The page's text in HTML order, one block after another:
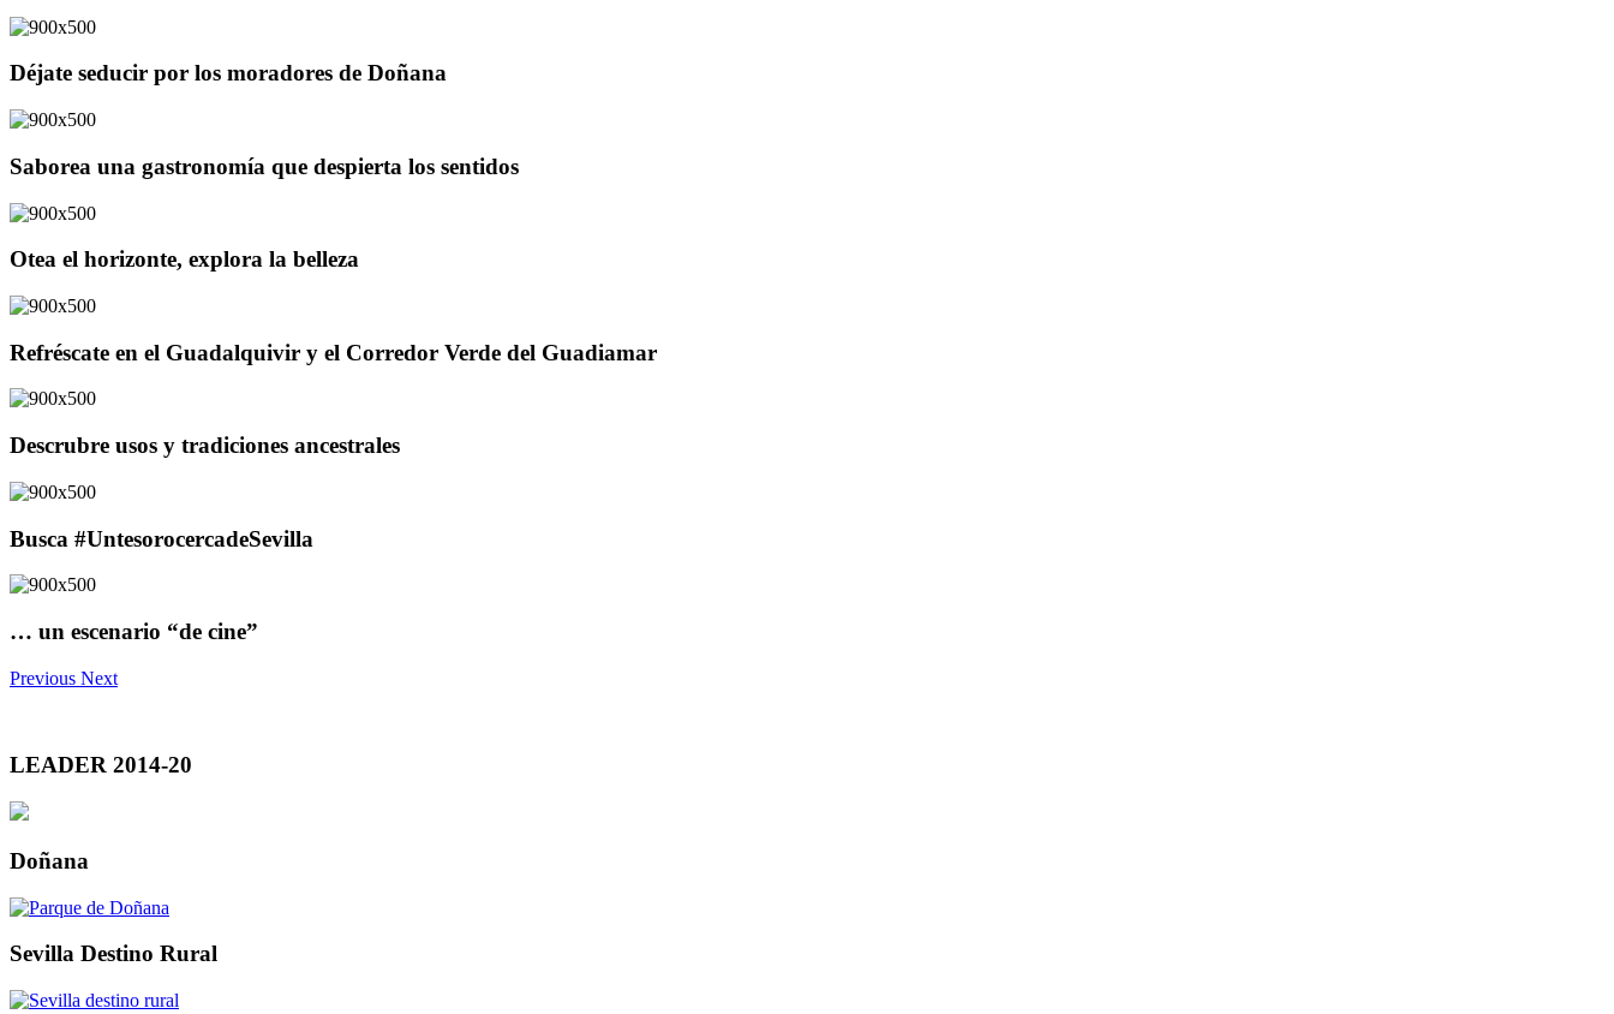
Déjate seducir por los moradores de Doñana
Saborea una gastronomía que despierta los sentidos
Otea el horizonte, explora la belleza
Refréscate en el Guadalquivir y el Corredor Verde del Guadiamar
Descrubre usos y tradiciones ancestrales
Busca #UntesorocercadeSevilla
… un escenario “de cine”
Previous Next
LEADER 2014-20
Doñana
Sevilla Destino Rural